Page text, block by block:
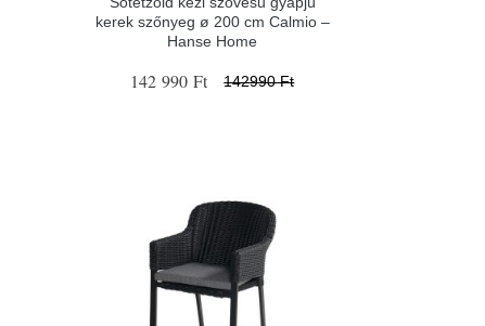
kerek szőnyeg ø 200 cm Calmio –
Hanse Home
142 990 Ft 142990 Ft